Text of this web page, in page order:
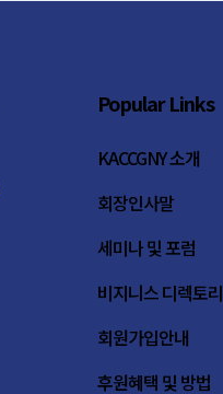
Popular Links
KACCGNY 소개
회장인사말
세미나 및 포럼
비지니스 디렉토리
회원가입안내
후원혜택 및 방법